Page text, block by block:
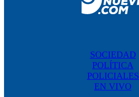
SOCIEDAD
POLÍTICA
POLICIALES
EN VIVO